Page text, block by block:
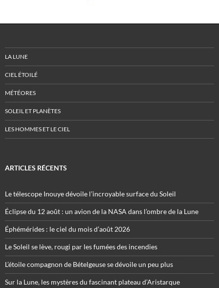
LA LUNE
CIEL ÉTOILÉ
MÉTÉORES
SOLEIL ET PLANÈTES
LES HOMMES ET LE CIEL
ARTICLES RÉCENTS
Le télescope Inouye dévoile l’incroyable surface du Soleil
Éclipse du 12 août : un avion de la NASA dans l’ombre de la Lune
Éphémérides : le ciel du mois d’août 2026
Le Soleil se lève, rougi par les fumées des incendies
L’étoile compagnon de Bételgeuse se dévoile un peu plus
Sur la Lune, les mystères du fascinant plateau d’Aristarque